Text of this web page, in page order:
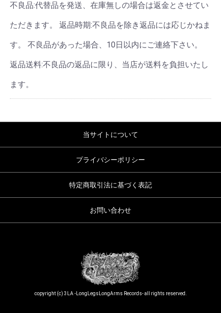
不良品:代替品を発送、在庫無しの場合は返金とさせてい
ただきます。 返品時期:不良品を除き返品には応じかねま
す。 不良品があった場合、10日以内にご連絡下さい。
返品送料:不良品の返品に限り、当店が送料を負担いたし
ます。
当サイトについて
プライバシーポリシー
特定商取引法に基づく表記
お問い合わせ
copyright (c) 3LA -LongLegsLongArms Records- all rights reserved.